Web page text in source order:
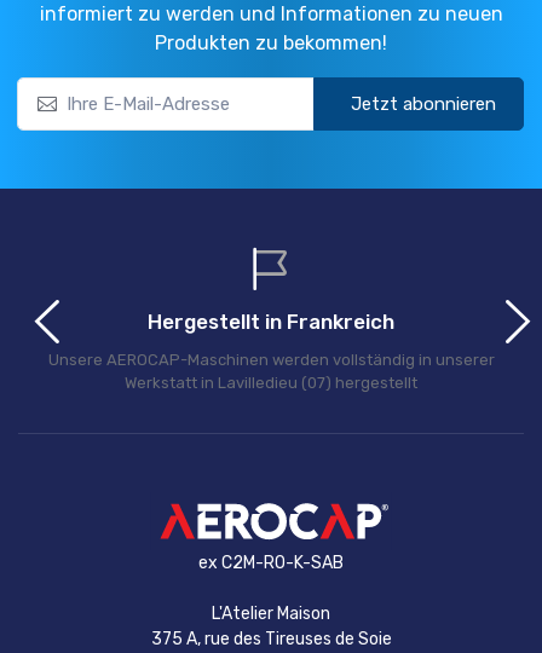
informiert zu werden und Informationen zu neuen
Produkten zu bekommen!
Jetzt abonnieren
Hergestellt in Frankreich
Unsere AEROCAP-Maschinen werden vollständig in unserer
Werkstatt in Lavilledieu (07) hergestellt
ex C2M-RO-K-SAB
L'Atelier Maison
375 A, rue des Tireuses de Soie